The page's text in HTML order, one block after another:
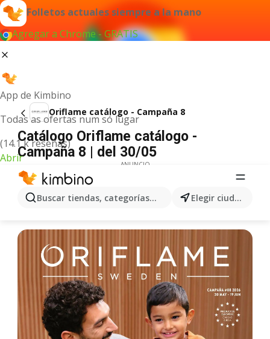
Folletos actuales siempre a la mano
Agregar a Chrome - GRATIS
App de Kimbino
Todas as ofertas num só lugar
(14.1 k reseñas)
Abrir
Buscar tiendas, categorías, productos... Elegir ciudad
Oriflame catálogo - Campaña 8
Catálogo Oriflame catálogo -
Campaña 8 | del 30/05
ANUNCIO